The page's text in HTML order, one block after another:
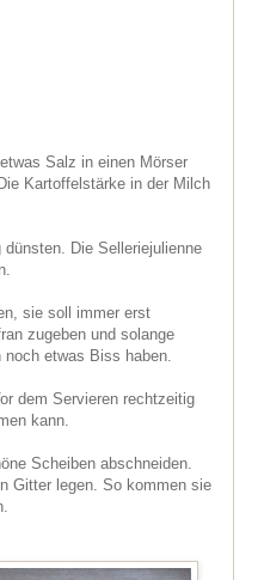
Salz in einen Mörser
Kartoffelstärke in der Milch
Die Selleriejulienne
sie soll immer erst
zugeben und solange
etwas Biss haben.
dem Servieren rechtzeitig
kann.
Scheiben abschneiden.
Gitter legen. So kommen sie